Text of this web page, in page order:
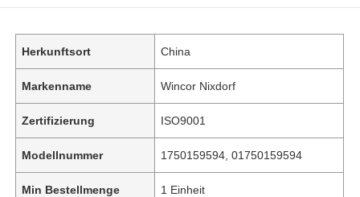
Herkunftsort China
Markenname Wincor Nixdorf
Zertifizierung ISO9001
Modellnummer 1750159594, 01750159594
Min Bestellmenge 1 Einheit